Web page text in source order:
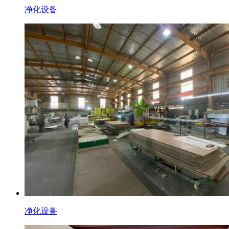
净化设备
净化设备